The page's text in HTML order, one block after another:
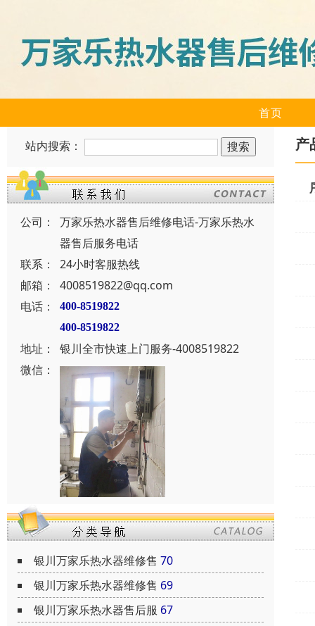
首页
站内搜索：
公司：
万家乐热水器售后维修电话-万家乐热水
器售后服务电话
联系：
24小时客服热线
邮箱：
4008519822@qq.com
电话：
400-8519822
400-8519822
地址：
银川全市快速上门服务-4008519822
微信：
银川万家乐热水器维修售 70
银川万家乐热水器维修售 69
银川万家乐热水器售后服 67
产